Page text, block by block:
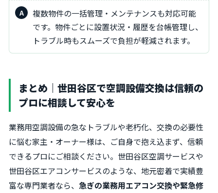
複数物件の一括管理・メンテナンスも対応可能
です。物件ごとに設置状況・履歴を台帳管理し、
トラブル時もスムーズで負担が軽減されます。
まとめ｜世田谷区で空調設備交換は信頼の
プロに相談して安心を
業務用空調設備の急なトラブルや老朽化、交換の必要性
に悩む家主・オーナー様は、ご自身で抱え込まず、信頼
できるプロにご相談ください。世田谷区空調サービスや
世田谷区エアコンサービスのような、地元密着で実績豊
富な専門業者なら、 急ぎの業務用エアコン交換や緊急修